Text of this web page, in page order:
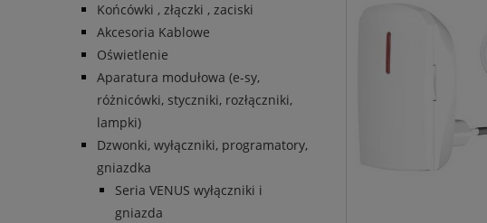
Końcówki , złączki , zaciski
Akcesoria Kablowe
Oświetlenie
Aparatura modułowa (e-sy,
różnicówki, styczniki, rozłączniki,
lampki)
Dzwonki, wyłączniki, programatory,
gniazdka
Seria VENUS wyłączniki i
gniazda
płatności